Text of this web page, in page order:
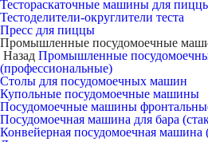
Тестораскаточные машины для
Тестоделители-округлители теста
Пресс для пиццы
Промышленные посудомоечные
Назад Промышленные
(профессиональные)
Столы для посудомоечных машин
Купольные посудомоечные машины
Посудомоечные машины
Посудомоечная машина для бара
Конвейерная посудомоечная машина